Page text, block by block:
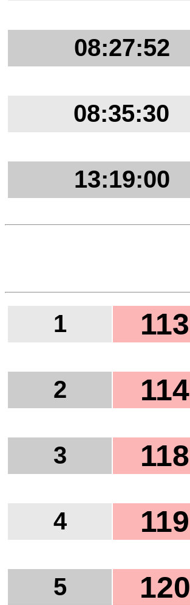
08:27:52
08:35:30
13:19:00
1 113
2 114
3 118
4 119
5 120